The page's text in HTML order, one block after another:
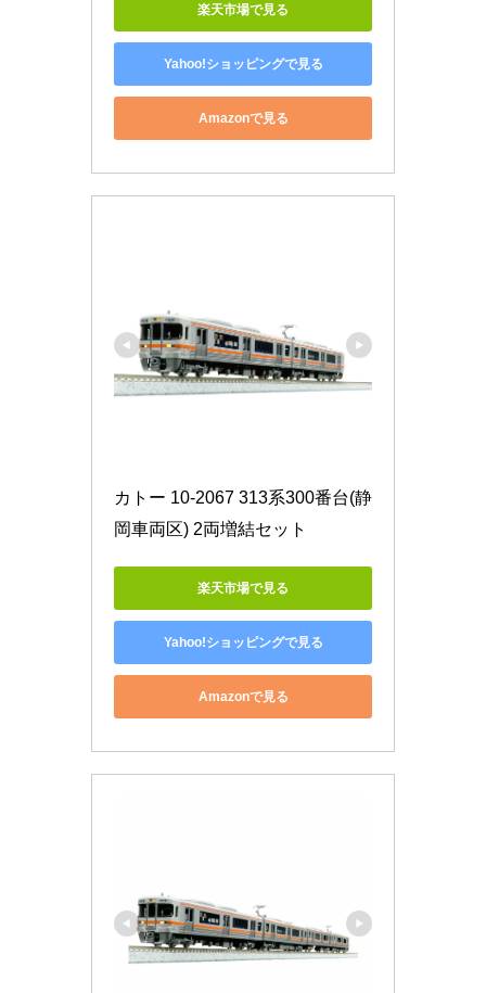
楽天市場で見る
Yahoo!ショッピングで見る
Amazonで見る
カトー 10-2067 313系300番台(静
岡車両区) 2両増結セット
楽天市場で見る
Yahoo!ショッピングで見る
Amazonで見る